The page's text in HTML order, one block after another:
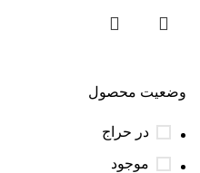
وضعیت محصول
در حراج
موجود